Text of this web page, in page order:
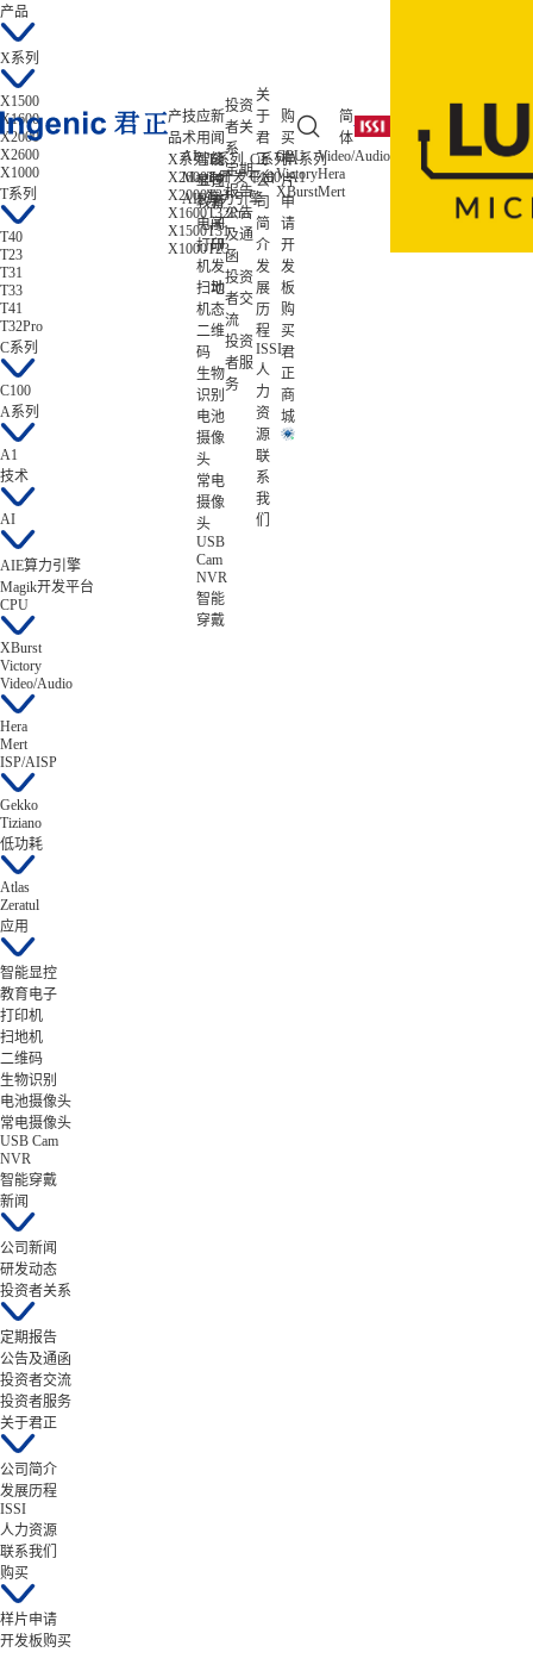
产
品
X系列
X2600
X2000
X1600
X1500
X1000
T系列
T41
T33
T32Pro
T31
T23
C系列
C100
A系列
A1
技
术
AI
Magik开发平台
AIE算力引擎
CPU
Victory
XBurst
Video/Audio
Hera
Mert
ISP/AISP
Tiziano
低功耗
Zeratul
Atlas
应
用
智能
显控
教育
电子
打印
机
扫地
机
二维
码
生物
识别
电池
摄像
头
常电
摄像
头
USB
Cam
NVR
智能
穿戴
新
闻
公
司
新
闻
研
发
动
态
投资
者关
系
定期
报告
公告
及通
函
投资
者交
流
投资
者服
务
关
于
君
正
公
司
简
介
发
展
历
程
ISSI
人
力
资
源
联
系
我
们
购
买
样
片
申
请
开
发
板
购
买
君
正
商
城
简
体
产品
X系列
X1500
X1600
X2000
X2600
X1000
T系列
T40
T23
T31
T33
T41
T32Pro
C系列
C100
A系列
A1
技术
AI
AIE算力引擎
Magik开发平台
CPU
XBurst
Victory
Video/Audio
Hera
Mert
ISP/AISP
Gekko
Tiziano
低功耗
Atlas
Zeratul
应用
智能显控
教育电子
打印机
扫地机
二维码
生物识别
电池摄像头
常电摄像头
USB Cam
NVR
智能穿戴
新闻
公司新闻
研发动态
投资者关系
定期报告
公告及通函
投资者交流
投资者服务
关于君正
公司简介
发展历程
ISSI
人力资源
联系我们
购买
样片申请
开发板购买